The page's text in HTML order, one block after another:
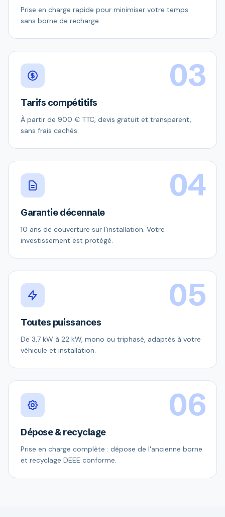
Prise en charge rapide pour minimiser votre temps
sans borne de recharge.
03
Tarifs compétitifs
À partir de 900 € TTC, devis gratuit et transparent,
sans frais cachés.
04
Garantie décennale
10 ans de couverture sur l'installation. Votre
investissement est protégé.
05
Toutes puissances
De 3,7 kW à 22 kW, mono ou triphasé, adaptés à votre
véhicule et installation.
06
Dépose & recyclage
Prise en charge complète : dépose de l'ancienne borne
et recyclage DEEE conforme.